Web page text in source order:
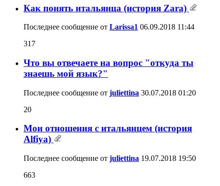
Как понять итальянца (история Zara)
Последнее сообщение от Larissa1 06.09.2018 11:44
317
Что вы отвечаете на вопрос "откуда ты
знаешь мой язык?"
Последнее сообщение от juliettina 30.07.2018 01:20
20
Мои отношения с итальянцем (история
Alfiya)
Последнее сообщение от juliettina 19.07.2018 19:50
663